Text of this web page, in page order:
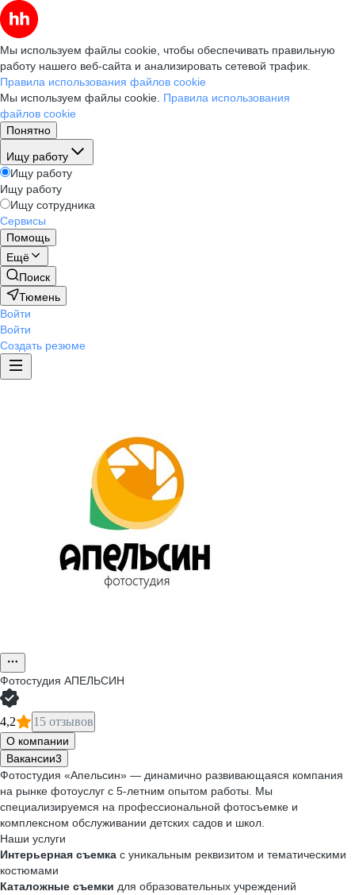
Мы используем файлы cookie, чтобы обеспечивать правильную
работу нашего веб-сайта и анализировать сетевой трафик.
Правила использования файлов cookie
Мы используем файлы cookie. Правила использования
файлов cookie
Понятно
Ищу работу
Ищу работу
Ищу работу
Ищу сотрудника
Сервисы
Помощь
Ещё
Поиск
Тюмень
Войти
Войти
Создать резюме
Фотостудия АПЕЛЬСИН
4,2 15 отзывов
О компании
Вакансии3
Фотостудия «Апельсин» — динамично развивающаяся компания
на рынке фотоуслуг с 5-летним опытом работы. Мы
специализируемся на профессиональной фотосъемке и
комплексном обслуживании детских садов и школ.
Наши услуги
Интерьерная съемка с уникальным реквизитом и тематическими
костюмами
Каталожные съемки для образовательных учреждений